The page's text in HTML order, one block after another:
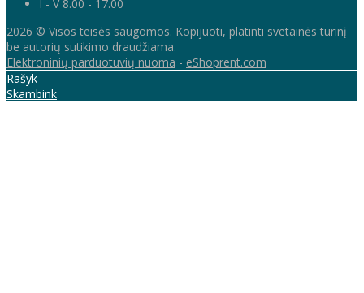
I - V 8.00 - 17.00
2026 © Visos teisės saugomos. Kopijuoti, platinti svetainės turinį
be autorių sutikimo draudžiama.
Elektroninių parduotuvių nuoma - eShoprent.com
Rašyk
Skambink